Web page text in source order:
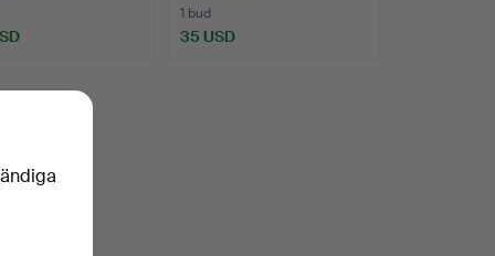
1 bud
35 USD